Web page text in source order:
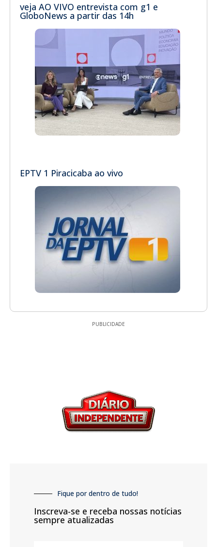
veja AO VIVO entrevista com g1 e
GloboNews a partir das 14h
EPTV 1 Piracicaba ao vivo
PUBLICIDADE
Fique por dentro de tudo!
Inscreva-se e receba nossas notícias
sempre atualizadas